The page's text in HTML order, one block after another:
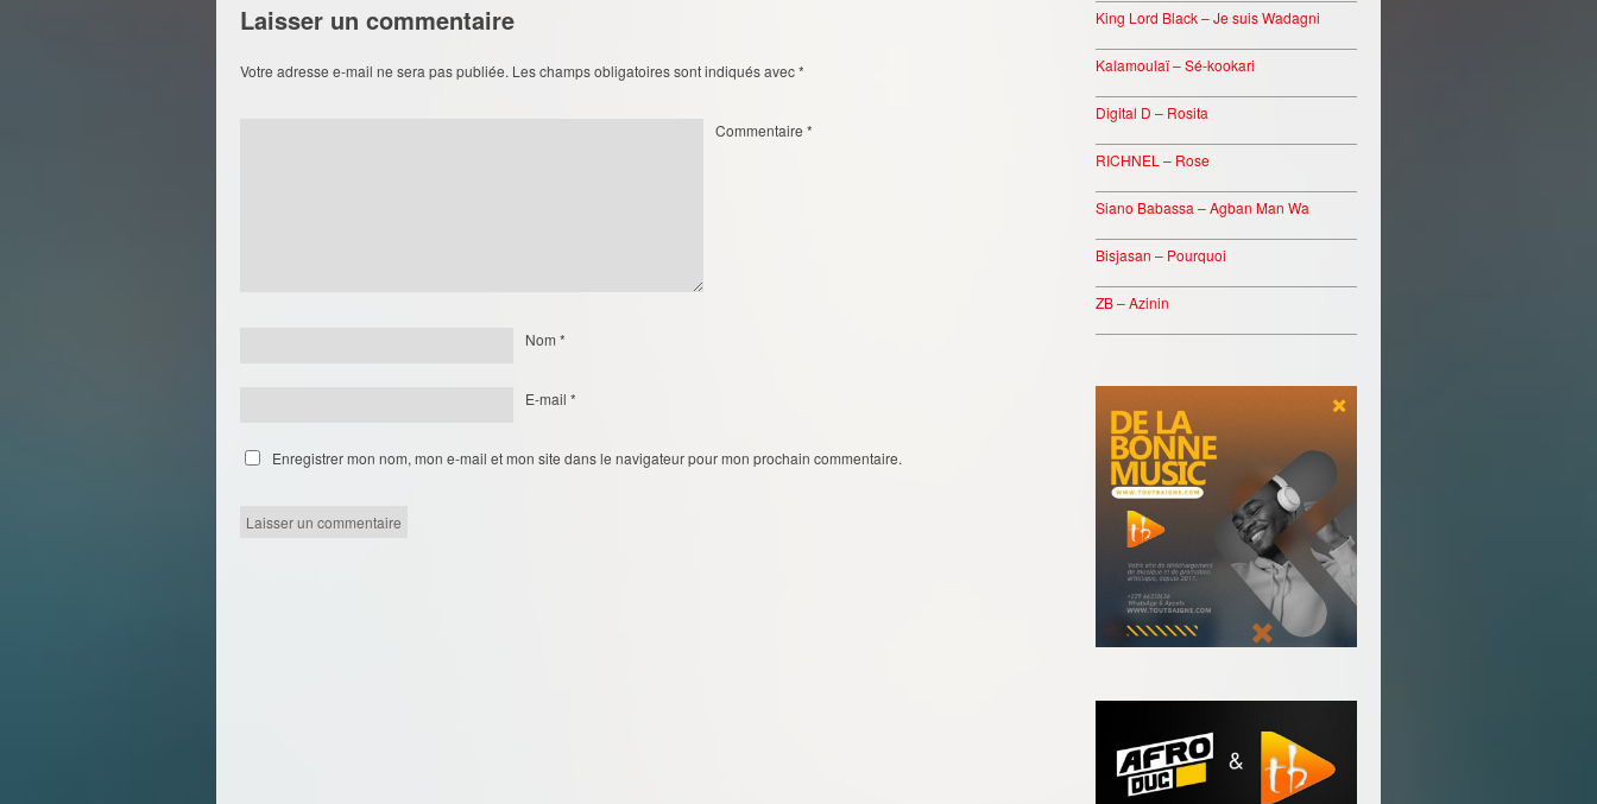
Laisser un commentaire
Votre adresse e-mail ne sera pas publiée. Les champs obligatoires sont indiqués avec*
Commentaire *
Nom *
E-mail *
Enregistrer mon nom, mon e-mail et mon site dans le navigateur pour mon prochain commentaire.
King Lord Black – Je suis Wadagni
Kalamoulaï – Sé-kookari
Digital D – Rosita
RICHNEL – Rose
Siano Babassa – Agban Man Wa
Bisjasan – Pourquoi
ZB – Azinin